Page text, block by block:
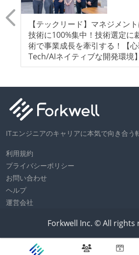
【テックリード】マネジメン
技術に100%集中！技術選定に
術で事業成長を牽引する！【
Tech/AIネイティブな開発環境】
ITエンジニアのキャリアに本気で向き合う
利用規約
プライバシーポリシー
お問い合わせ
ヘルプ
運営会社
Forkwell Inc. © All rights